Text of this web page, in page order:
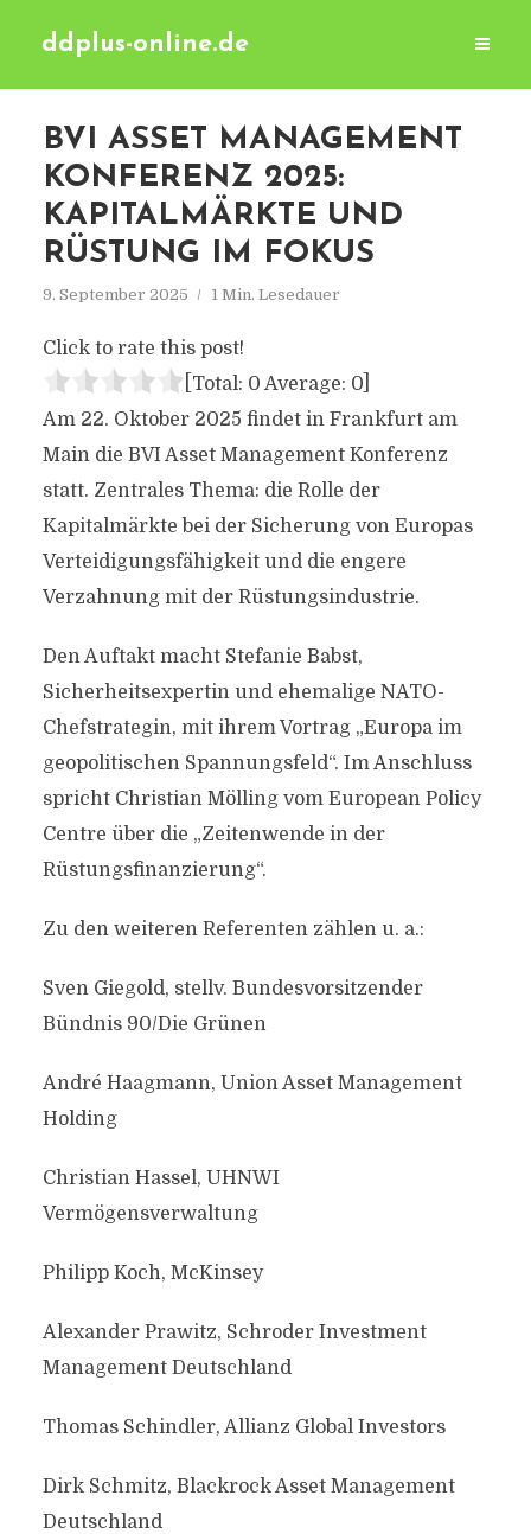
ddplus-online.de
BVI ASSET MANAGEMENT
KONFERENZ 2025:
KAPITALMÄRKTE UND
RÜSTUNG IM FOKUS
9. September 2025 1 Min. Lesedauer
Click to rate this post!
[Total: 0 Average: 0]
Am 22. Oktober 2025 findet in Frankfurt am
Main die BVI Asset Management Konferenz
statt. Zentrales Thema: die Rolle der
Kapitalmärkte bei der Sicherung von Europas
Verteidigungsfähigkeit und die engere
Verzahnung mit der Rüstungsindustrie.
Den Auftakt macht Stefanie Babst,
Sicherheitsexpertin und ehemalige NATO-
Chefstrategin, mit ihrem Vortrag „Europa im
geopolitischen Spannungsfeld“. Im Anschluss
spricht Christian Mölling vom European Policy
Centre über die „Zeitenwende in der
Rüstungsfinanzierung“.
Zu den weiteren Referenten zählen u. a.:
Sven Giegold, stellv. Bundesvorsitzender
Bündnis 90/Die Grünen
André Haagmann, Union Asset Management
Holding
Christian Hassel, UHNWI
Vermögensverwaltung
Philipp Koch, McKinsey
Alexander Prawitz, Schroder Investment
Management Deutschland
Thomas Schindler, Allianz Global Investors
Dirk Schmitz, Blackrock Asset Management
Deutschland